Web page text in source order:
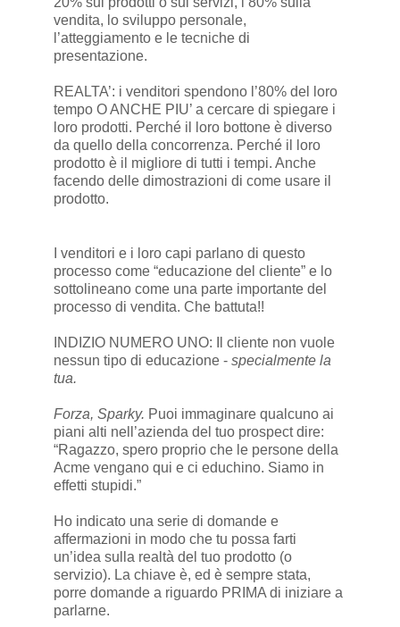
vendita, lo sviluppo personale,
l’atteggiamento e le tecniche di
presentazione.
REALTA’: i venditori spendono l’80% del loro
tempo O ANCHE PIU’ a cercare di spiegare i
loro prodotti. Perché il loro bottone è diverso
da quello della concorrenza. Perché il loro
prodotto è il migliore di tutti i tempi. Anche
facendo delle dimostrazioni di come usare il
prodotto.
I venditori e i loro capi parlano di questo
processo come “educazione del cliente” e lo
sottolineano come una parte importante del
processo di vendita. Che battuta!!
INDIZIO NUMERO UNO: Il cliente non vuole
nessun tipo di educazione - specialmente la
tua.
Forza, Sparky. Puoi immaginare qualcuno ai
piani alti nell’azienda del tuo prospect dire:
“Ragazzo, spero proprio che le persone della
Acme vengano qui e ci educhino. Siamo in
effetti stupidi.”
Ho indicato una serie di domande e
affermazioni in modo che tu possa farti
un’idea sulla realtà del tuo prodotto (o
servizio). La chiave è, ed è sempre stata,
porre domande a riguardo PRIMA di iniziare a
parlarne.